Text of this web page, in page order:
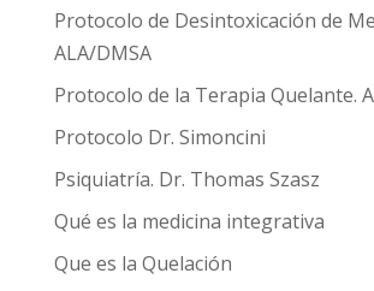
Protocolo de Desintoxicación de
ALA/DMSA
Protocolo de la Terapia Quelante.
Protocolo Dr. Simoncini
Psiquiatría. Dr. Thomas Szasz
Qué es la medicina integrativa
Que es la Quelación